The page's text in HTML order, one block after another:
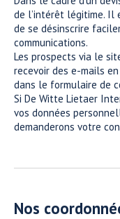
de l’intérêt légitime.
de se désinscrire
communications.
Les prospects via le
recevoir des e-mails
dans le formulaire de
Si De Witte Lietaer
vos données
demanderons votre
Nos